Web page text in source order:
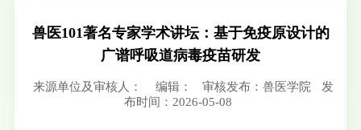
兽医101著名专家学术讲坛：基于免疫原设计的
广谱呼吸道病毒疫苗研发
来源单位及审核人： 编辑： 审核发布：兽医学院
发
布时间：2026-05-08